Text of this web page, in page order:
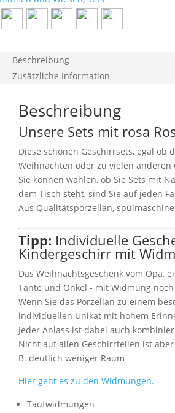
Beschreibung
Zusätzliche Information
Beschreibung
Unsere Sets mit rosa
Diese schönen Geschirrsets, egal ob
Weihnachten oder zu vielen anderen
Sie können wählen, ob Sie Sets mit
dem Tisch steht, sind Sie auf jeden
Aus Qualitätsporzellan,
Tipp: Individuelle
Kindergeschirr mit
Das Weihnachtsgeschenk vom Opa,
Tante und Onkel - mit Widmung
Wenn Sie das Porzellan zu einem
individuellen Unikat mit hohem
Jeder Anlass ist dabei auch
Nicht auf allen Geschirrteilen ist
B. deutlich weniger Raum
Hier geht es zu den Widmungen.
Taufwidmungen